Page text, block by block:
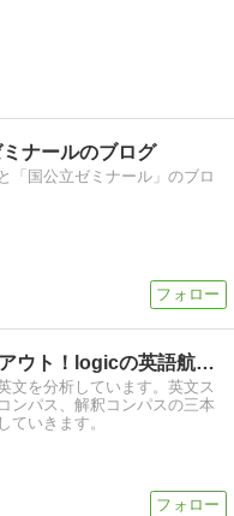
ミナールのブログ
「国公立ゼミナール」のブロ
早稲田英文、ノックアウト！logicの英語航海日誌！
文を分析しています。英文ス
ンパス、解釈コンパスの三本
ていきます。